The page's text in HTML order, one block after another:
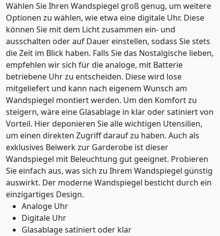
Wählen Sie Ihren Wandspiegel groß genug, um weitere
Optionen zu wählen, wie etwa eine digitale Uhr. Diese
können Sie mit dem Licht zusammen ein- und
ausschalten oder auf Dauer einstellen, sodass Sie stets
die Zeit im Blick haben. Falls Sie das Nostalgische lieben,
empfehlen wir sich für die analoge, mit Batterie
betriebene Uhr zu entscheiden. Diese wird lose
mitgeliefert und kann nach eigenem Wunsch am
Wandspiegel montiert werden. Um den Komfort zu
steigern, wäre eine Glasablage in klar oder satiniert von
Vorteil. Hier deponieren Sie alle wichtigen Utensilien,
um einen direkten Zugriff darauf zu haben. Auch als
exklusives Beiwerk zur Garderobe ist dieser
Wandspiegel mit Beleuchtung gut geeignet. Probieren
Sie einfach aus, was sich zu Ihrem Wandspiegel günstig
auswirkt. Der moderne Wandspiegel besticht durch ein
einzigartiges Design.
Analoge Uhr
Digitale Uhr
Glasablage satiniert oder klar